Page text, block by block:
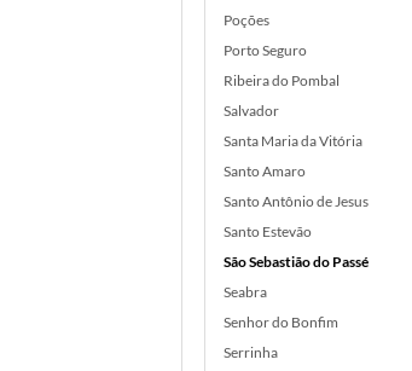
Poções
Porto Seguro
Ribeira do Pombal
Salvador
Santa Maria da Vitória
Santo Amaro
Santo Antônio de Jesus
Santo Estevão
São Sebastião do Passé
Seabra
Senhor do Bonfim
Serrinha